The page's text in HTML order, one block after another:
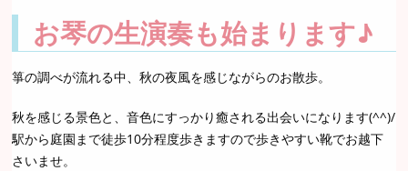
お琴の生演奏も始まります♪
箏の調べが流れる中、秋の夜風を感じながらのお散歩。
秋を感じる景色と、音色にすっかり癒される出会いになります(^^)/
駅から庭園まで徒歩10分程度歩きますので歩きやすい靴でお越下
さいませ。